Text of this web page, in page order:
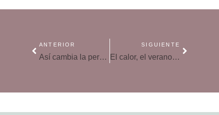
ANTERIOR
Así cambia la personalidad de los padres tras un hijo, según un estudio
SIGUIENTE
El calor, el verano, las vacaciones… y tu bebé